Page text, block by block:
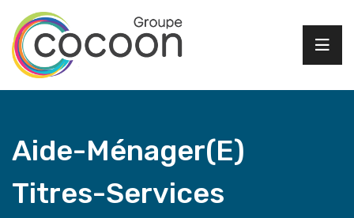
Aide-Ménager(e)
Titres-Services